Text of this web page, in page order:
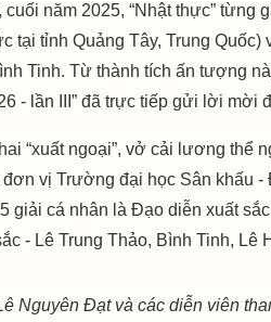
năm 2025, “Nhật thực” từng
tại tỉnh Quảng Tây, Trung
Tinh. Từ thành tích ấn tượng
- lần III” đã trực tiếp gửi lời mời
“xuất ngoại”, vở cải lương thể
vị Trường đại học Sân khấu
giải cá nhân là Đạo diễn xuất
- Lê Trung Thảo, Bình Tinh, Lê
Nguyên Đạt và các diễn viên